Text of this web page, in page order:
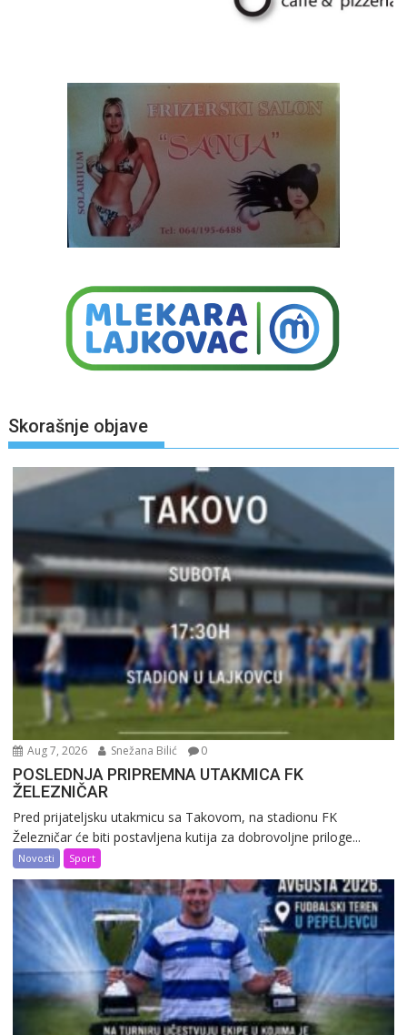
Skorašnje objave
Aug 7, 2026 Snežana Bilić 0
POSLEDNJA PRIPREMNA UTAKMICA FK
ŽELEZNIČAR
Pred prijateljsku utakmicu sa Takovom, na stadionu FK
Železničar će biti postavljena kutija za dobrovoljne priloge...
Novosti Sport